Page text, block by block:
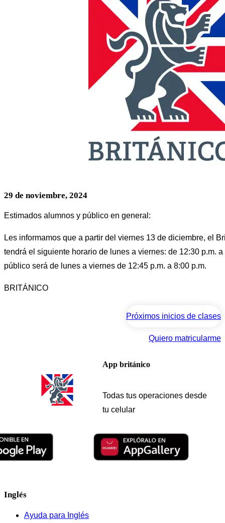
29 de noviembre, 2024
Estimados alumnos y público en general:
Les informamos que a partir del viernes 13 de diciembre, el
tendrá el siguiente horario de lunes a viernes: de 12:30 p.m.
público será de lunes a viernes de 12:45 p.m. a 8:00 p.m.
BRITÁNICO
Próximos inicios de clases
Quiero matricularme
App británico
Todas tus operaciones desde
tu celular
Inglés
Ayuda para Inglés